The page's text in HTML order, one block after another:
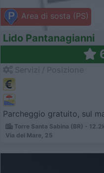
Area di sosta (PS)
Lido Pantanagianni
Parcheggio gratuito, sul
Torre Santa Sabina (BR) -
Via del Mare, 25